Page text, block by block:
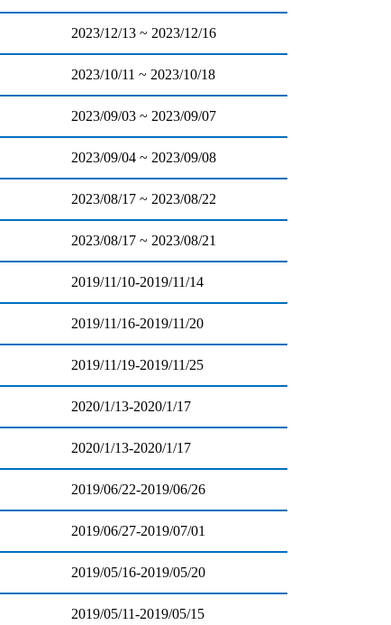
2023/12/13 ~ 2023/12/16
2023/10/11 ~ 2023/10/18
2023/09/03 ~ 2023/09/07
2023/09/04 ~ 2023/09/08
2023/08/17 ~ 2023/08/22
2023/08/17 ~ 2023/08/21
2019/11/10-2019/11/14
2019/11/16-2019/11/20
2019/11/19-2019/11/25
2020/1/13-2020/1/17
2020/1/13-2020/1/17
2019/06/22-2019/06/26
2019/06/27-2019/07/01
2019/05/16-2019/05/20
2019/05/11-2019/05/15